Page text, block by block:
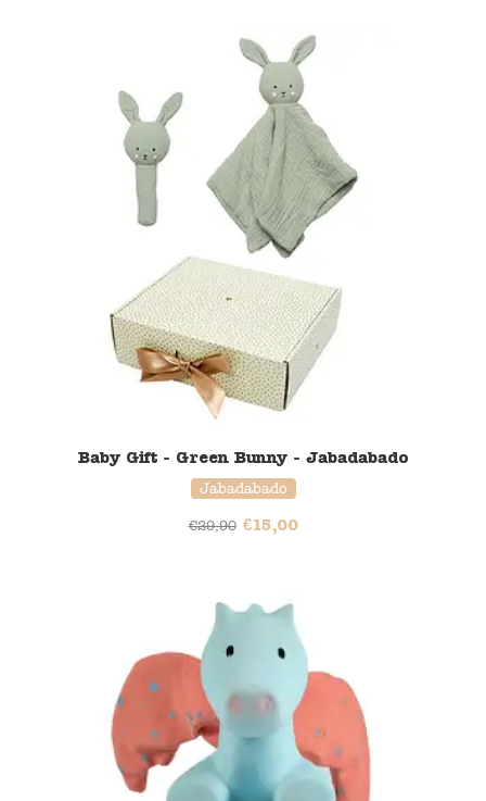
Baby Gift - Green Bunny - Jabadabado
Jabadabado
€29,90 €15,00